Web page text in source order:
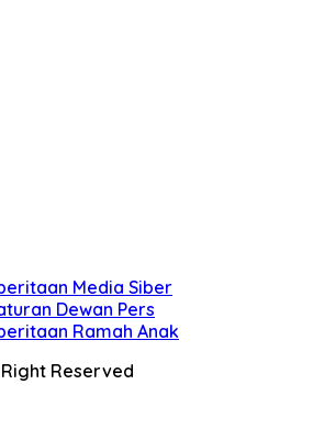
Media Siber
Dewan Pers
Ramah Anak
Reserved